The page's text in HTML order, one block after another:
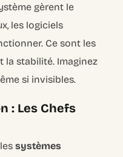
gèrent le
les logiciels
Ce sont les
la stabilité. Imaginez
si invisibles.
: Les Chefs
lessystèmes